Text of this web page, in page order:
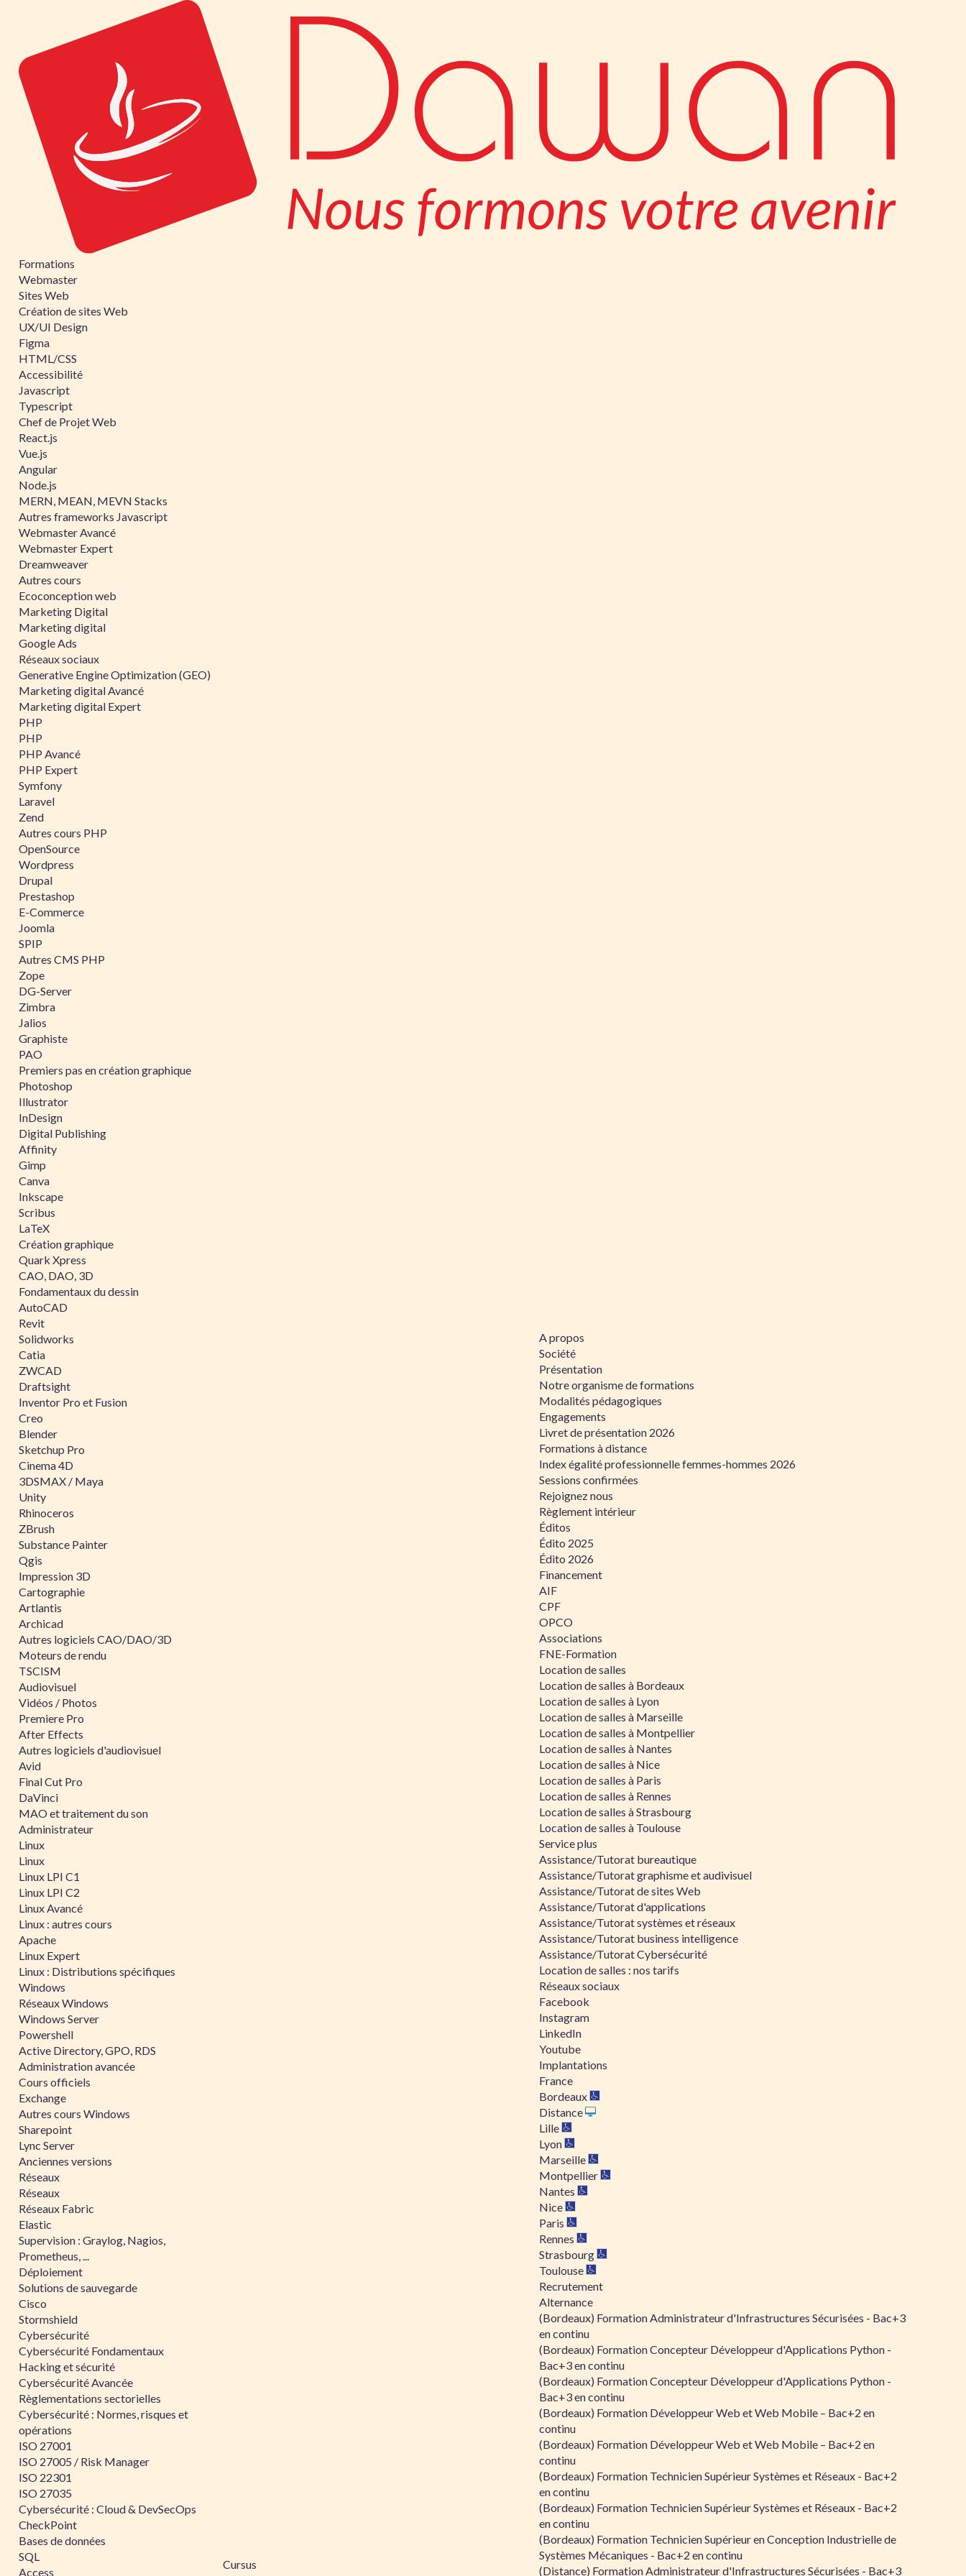
Formations
Webmaster
Sites Web
Création de sites Web
UX/UI Design
Figma
HTML/CSS
Accessibilité
Javascript
Typescript
Chef de Projet Web
React.js
Vue.js
Angular
Node.js
MERN, MEAN, MEVN Stacks
Autres frameworks Javascript
Webmaster Avancé
Webmaster Expert
Dreamweaver
Autres cours
Ecoconception web
Marketing Digital
Marketing digital
Google Ads
Réseaux sociaux
Generative Engine Optimization (GEO)
Marketing digital Avancé
Marketing digital Expert
PHP
PHP
PHP Avancé
PHP Expert
Symfony
Laravel
Zend
Autres cours PHP
OpenSource
Wordpress
Drupal
Prestashop
E-Commerce
Joomla
SPIP
Autres CMS PHP
Zope
DG-Server
Zimbra
Jalios
Graphiste
PAO
Premiers pas en création graphique
Photoshop
Illustrator
InDesign
Digital Publishing
Affinity
Gimp
Canva
Inkscape
Scribus
LaTeX
Création graphique
Quark Xpress
CAO, DAO, 3D
Fondamentaux du dessin
AutoCAD
Revit
Solidworks
Catia
ZWCAD
Draftsight
Inventor Pro et Fusion
Creo
Blender
Sketchup Pro
Cinema 4D
3DSMAX / Maya
Unity
Rhinoceros
ZBrush
Substance Painter
Qgis
Impression 3D
Cartographie
Artlantis
Archicad
Autres logiciels CAO/DAO/3D
Moteurs de rendu
TSCISM
Audiovisuel
Vidéos / Photos
Premiere Pro
After Effects
Autres logiciels d'audiovisuel
Avid
Final Cut Pro
DaVinci
MAO et traitement du son
Administrateur
Linux
Linux
Linux LPI C1
Linux LPI C2
Linux Avancé
Linux : autres cours
Apache
Linux Expert
Linux : Distributions spécifiques
Windows
Réseaux Windows
Windows Server
Powershell
Active Directory, GPO, RDS
Administration avancée
Cours officiels
Exchange
Autres cours Windows
Sharepoint
Lync Server
Anciennes versions
Réseaux
Réseaux
Réseaux Fabric
Elastic
Supervision : Graylog, Nagios,
Prometheus, ...
Déploiement
Solutions de sauvegarde
Cisco
Stormshield
Cybersécurité
Cybersécurité Fondamentaux
Hacking et sécurité
Cybersécurité Avancée
Règlementations sectorielles
Cybersécurité : Normes, risques et
opérations
ISO 27001
ISO 27005 / Risk Manager
ISO 22301
ISO 27035
Cybersécurité : Cloud & DevSecOps
CheckPoint
Bases de données
SQL
Access
Cursus
A propos
Société
Présentation
Notre organisme de formations
Modalités pédagogiques
Engagements
Livret de présentation 2026
Formations à distance
Index égalité professionnelle femmes-hommes 2026
Sessions confirmées
Rejoignez nous
Règlement intérieur
Éditos
Édito 2025
Édito 2026
Financement
AIF
CPF
OPCO
Associations
FNE-Formation
Location de salles
Location de salles à Bordeaux
Location de salles à Lyon
Location de salles à Marseille
Location de salles à Montpellier
Location de salles à Nantes
Location de salles à Nice
Location de salles à Paris
Location de salles à Rennes
Location de salles à Strasbourg
Location de salles à Toulouse
Service plus
Assistance/Tutorat bureautique
Assistance/Tutorat graphisme et audivisuel
Assistance/Tutorat de sites Web
Assistance/Tutorat d'applications
Assistance/Tutorat systèmes et réseaux
Assistance/Tutorat business intelligence
Assistance/Tutorat Cybersécurité
Location de salles : nos tarifs
Réseaux sociaux
Facebook
Instagram
LinkedIn
Youtube
Implantations
France
Bordeaux
Distance
Lille
Lyon
Marseille
Montpellier
Nantes
Nice
Paris
Rennes
Strasbourg
Toulouse
Recrutement
Alternance
(Bordeaux) Formation Administrateur d'Infrastructures Sécurisées - Bac+3
en continu
(Bordeaux) Formation Concepteur Développeur d'Applications Python -
Bac+3 en continu
(Bordeaux) Formation Concepteur Développeur d'Applications Python -
Bac+3 en continu
(Bordeaux) Formation Développeur Web et Web Mobile – Bac+2 en
continu
(Bordeaux) Formation Développeur Web et Web Mobile – Bac+2 en
continu
(Bordeaux) Formation Technicien Supérieur Systèmes et Réseaux - Bac+2
en continu
(Bordeaux) Formation Technicien Supérieur Systèmes et Réseaux - Bac+2
en continu
(Bordeaux) Formation Technicien Supérieur en Conception Industrielle de
Systèmes Mécaniques - Bac+2 en continu
(Distance) Formation Administrateur d'Infrastructures Sécurisées - Bac+3